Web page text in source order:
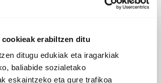
erabiltzen ditu
ditugu edukiak eta iragarkiak
baliabide sozialetako
eskaintzeko eta gure trafikoa
BIOGRAFIA